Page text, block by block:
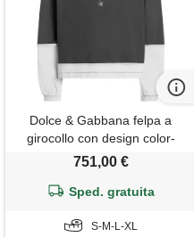
Dolce & Gabbana felpa a
girocollo con design color-
block - grigio
751,00 €
Sped. gratuita
S-M-L-XL